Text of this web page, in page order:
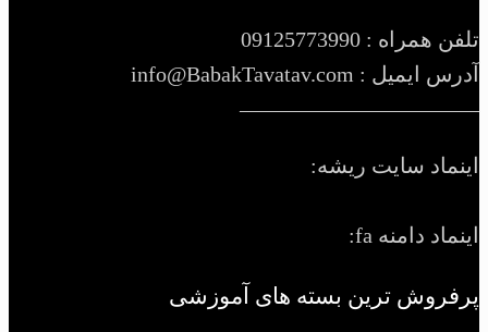
تلفن همراه : 09125773990
آدرس ایمیل : info@BabakTavatav.com
———————————
اینماد سایت ریشه:
اینماد دامنه fa:
پرفروش ترین بسته های آموزشی